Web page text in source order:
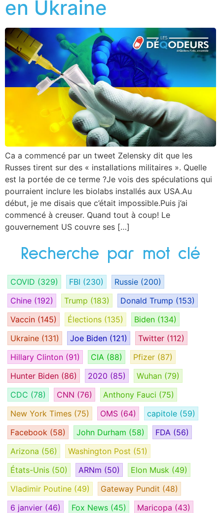
en Ukraine
Ca a commencé par un tweet Zelensky dit que les
Russes tirent sur des « installations militaires ». Quelle
est la portée de ce terme ?Je vois des spéculations qui
pourraient inclure les biolabs installés aux USA.Au
début, je me disais que c’était impossible.Puis j’ai
commencé à creuser. Quand tout à coup! Le
gouvernement US couvre ses […]
Recherche par mot clé
COVID (329) FBI (230) Russie (200)
Chine (192) Trump (183) Donald Trump (153)
Vaccin (145) Élections (135) Biden (134)
Ukraine (131) Joe Biden (121) Twitter (112)
Hillary Clinton (91) CIA (88) Pfizer (87)
Hunter Biden (86) 2020 (85) Wuhan (79)
CDC (78) CNN (76) Anthony Fauci (75)
New York Times (75) OMS (64) capitole (59)
Facebook (58) John Durham (58) FDA (56)
Arizona (56) Washington Post (51)
États-Unis (50) ARNm (50) Elon Musk (49)
Vladimir Poutine (49) Gateway Pundit (48)
6 janvier (46) Fox News (45) Maricopa (43)